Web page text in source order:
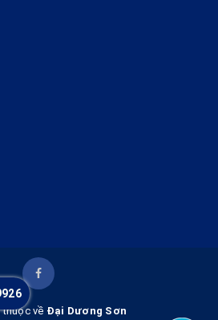
thuộc về Đại Dương Sơn